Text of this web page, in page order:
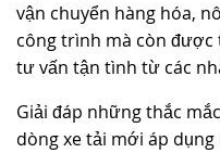
vận chuyển hàng hóa,
công trình mà còn
tư vấn tận tình từ các
Giải đáp những thắc
dòng xe tải mới áp